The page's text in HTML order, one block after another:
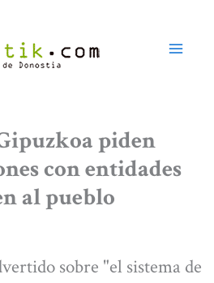
piden
con entidades
al pueblo
sobre "el sistema de